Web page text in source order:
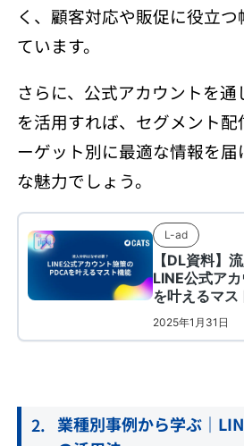
く、顧客対応や販促に役立
ています。
さらに、公式アカウントを通
を活用すれば、セグメント配
ーゲット別に最適な情報を届
な魅力でしょう。
業種別事例から学ぶ｜